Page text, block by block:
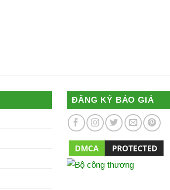
ĐĂNG KÝ BÁO GIÁ